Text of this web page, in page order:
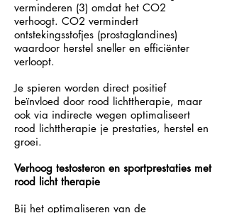
verminderen (3) omdat het CO2
verhoogt. CO2 vermindert
ontstekingsstofjes (prostaglandines)
waardoor herstel sneller en efficiënter
verloopt.
Je spieren worden direct positief
beïnvloed door rood lichttherapie, maar
ook via indirecte wegen optimaliseert
rood lichttherapie je prestaties, herstel en
groei.
Verhoog testosteron en sportprestaties met
rood licht therapie
Bij het optimaliseren van de